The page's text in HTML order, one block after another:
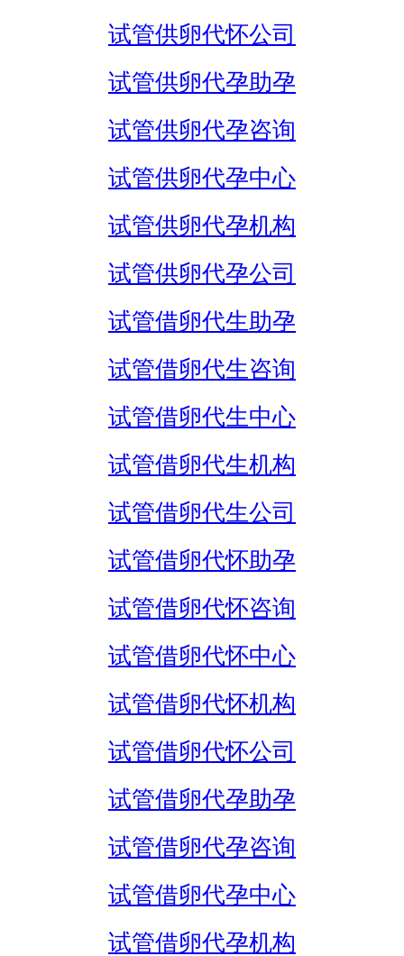
试管供卵代怀公司
试管供卵代孕助孕
试管供卵代孕咨询
试管供卵代孕中心
试管供卵代孕机构
试管供卵代孕公司
试管借卵代生助孕
试管借卵代生咨询
试管借卵代生中心
试管借卵代生机构
试管借卵代生公司
试管借卵代怀助孕
试管借卵代怀咨询
试管借卵代怀中心
试管借卵代怀机构
试管借卵代怀公司
试管借卵代孕助孕
试管借卵代孕咨询
试管借卵代孕中心
试管借卵代孕机构